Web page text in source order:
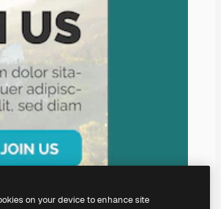
on your device to enhance site